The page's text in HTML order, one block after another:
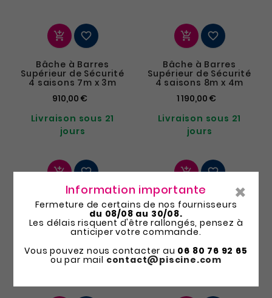
 
Bâche à Barres
Supérieur de Sécurité
4 saisons 7m x 3m
910,00 €
Livraison sous 21
jours
 
Bâche à Barres
Supérieur de Sécurité
4 saisons 8m x 4m
1 190,00 €
Livraison sous 21
jours
 
Bâche à Barres
Supérieur de Sécurité
4 saisons 10m x 5m
1 640,00 €
Livraison sous 21
jours
 
Bâche à Barres
Supérieur de Sécurité
4 saisons 10m x 4m
1 405,00 €
Livraison sous 21
×
Information importante
Fermeture de certains de nos fournisseurs
du 08/08 au 30/08.
Les délais risquent d'être rallongés, pensez à
anticiper votre commande.
Vous pouvez nous contacter au 06 80 76 92 65
ou par mail contact@piscine.com